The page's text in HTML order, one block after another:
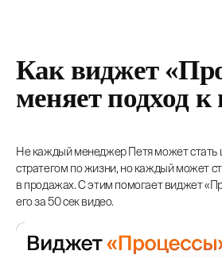
Как виджет
меняет подход
Не каждый менеджер Петя может стать
стратегом по жизни, но каждый может
в продажах. С этим помогает виджет
его за 50 сек видео.